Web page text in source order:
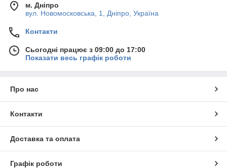
м. Дніпро
вул. Новомосковська, 1, Дніпро, Україна
Контакти
Сьогодні працює з 09:00 до 17:00
Показати весь графік роботи
Про нас
Контакти
Доставка та оплата
Графік роботи